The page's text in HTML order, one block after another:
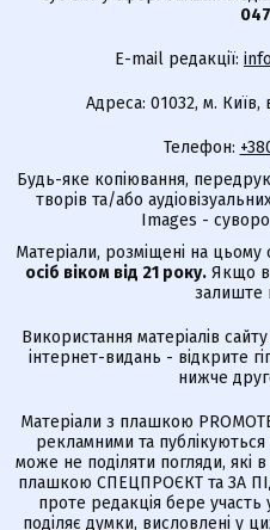
E-mail редакції:
Адреса: 01032, м.
Телефон:
Будь-яке копіювання,
творів та/або
Images -
Матеріали, розміщені на цьому
осіб віком від 21 року. Якщо
залиште
Використання матеріалів
інтернет-видань - відкрите
нижче
Матеріали з плашкою
рекламними та
може не поділяти погляди, які
плашкою СПЕЦПРОЄКТ та ЗА
проте редакція бере участь
поділяє думки, висловлені у